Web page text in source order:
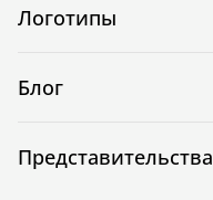
Логотипы
Блог
Представительства